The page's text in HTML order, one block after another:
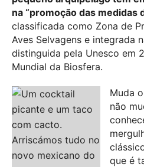
na “promoção das medidas
classificada como Zona de
Aves Selvagens e integrada
distinguida pela Unesco em
Mundial da Biosfera.
Muda
não
que é